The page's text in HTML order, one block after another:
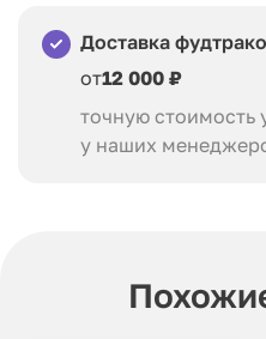
Доставка
от12 000 ₽
точную стоимость
у наших